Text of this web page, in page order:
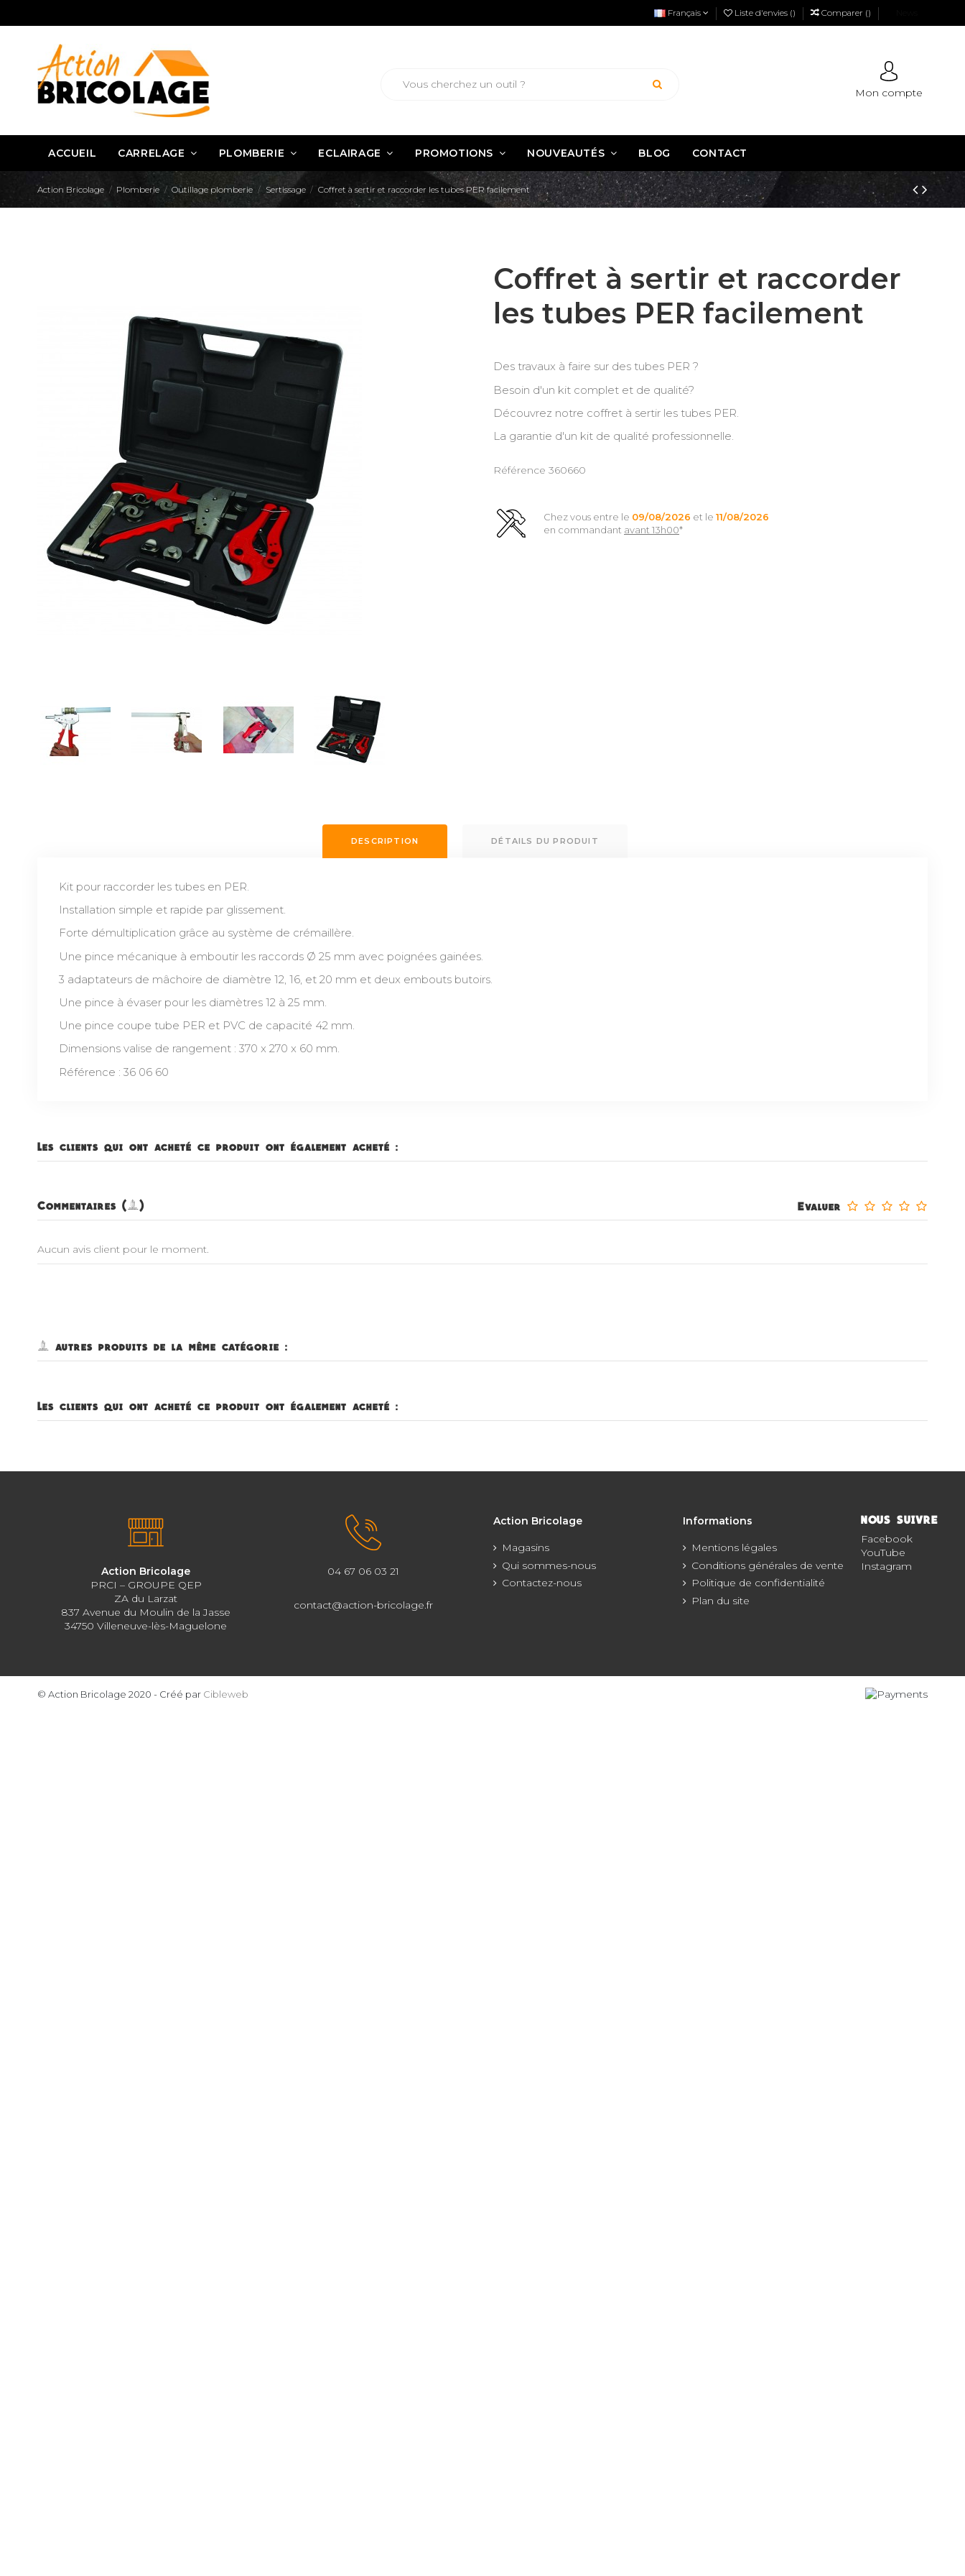
Français Liste d'envies () Comparer ()
Mon compte
ACCUEIL CARRELAGE PLOMBERIE ECLAIRAGE PROMOTIONS NOUVEAUTÉS BLOG CONTACT
Action Bricolage Plomberie Outillage plomberie Sertissage Coffret à sertir et raccorder les tubes PER facilement
Coffret à sertir et raccorder
les tubes PER facilement
Des travaux à faire sur des tubes PER ?
Besoin d'un kit complet et de qualité?
Découvrez notre coffret à sertir les tubes PER.
La garantie d'un kit de qualité professionnelle.
Référence 360660
Chez vous entre le 09/08/2026 et le 11/08/2026
en commandant avant 13h00*
DESCRIPTION DÉTAILS DU PRODUIT
Kit pour raccorder les tubes en PER.
Installation simple et rapide par glissement.
Forte démultiplication grâce au système de crémaillère.
Une pince mécanique à emboutir les raccords Ø 25 mm avec poignées gainées.
3 adaptateurs de mâchoire de diamètre 12, 16, et 20 mm et deux embouts butoirs.
Une pince à évaser pour les diamètres 12 à 25 mm.
Une pince coupe tube PER et PVC de capacité 42 mm.
Dimensions valise de rangement : 370 x 270 x 60 mm.
Référence : 36 06 60
Les clients qui ont acheté ce produit ont également acheté :
Evaluer
Commentaires (0)
Aucun avis client pour le moment.
4 autres produits de la même catégorie :
Les clients qui ont acheté ce produit ont également acheté :
Action Bricolage
PRCI – GROUPE QEP
ZA du Larzat
837 Avenue du Moulin de la Jasse
34750 Villeneuve-lès-Maguelone
04 67 06 03 21
contact@action-bricolage.fr
Action Bricolage
Magasins
Qui sommes-nous
Contactez-nous
Informations
Mentions légales
Conditions générales de vente
Politique de confidentialité
Plan du site
NOUS SUIVRE
Facebook
YouTube
Instagram
© Action Bricolage 2020 - Créé par Cibleweb